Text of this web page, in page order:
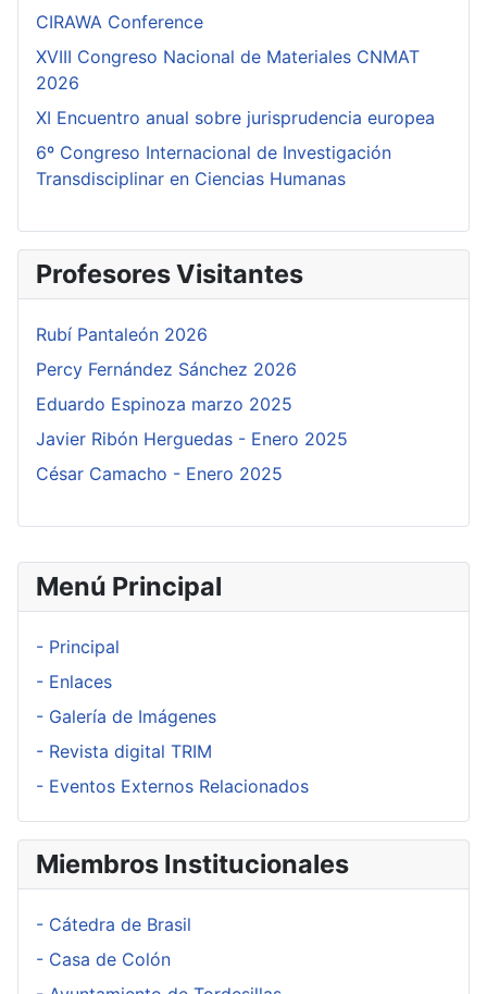
Menú Principal
- Principal
- Enlaces
- Galería de Imágenes
- Revista digital TRIM
- Eventos Externos Relacionados
Miembros Institucionales
- Cátedra de Brasil
- Casa de Colón
CIRAWA Conference
XVIII Congreso Nacional de Materiales CNMAT
2026
XI Encuentro anual sobre jurisprudencia europea
6º Congreso Internacional de Investigación
Transdisciplinar en Ciencias Humanas
Profesores Visitantes
Rubí Pantaleón 2026
Percy Fernández Sánchez 2026
Eduardo Espinoza marzo 2025
Javier Ribón Herguedas - Enero 2025
César Camacho - Enero 2025